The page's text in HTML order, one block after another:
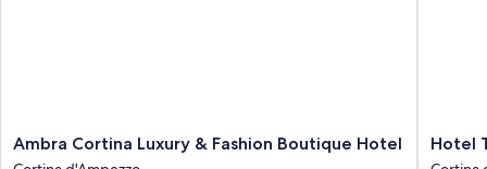
Ambra
Cortina
Ambra Cortina Luxury & Fashion Boutique Hotel
Hotel
Tofana
Hotel